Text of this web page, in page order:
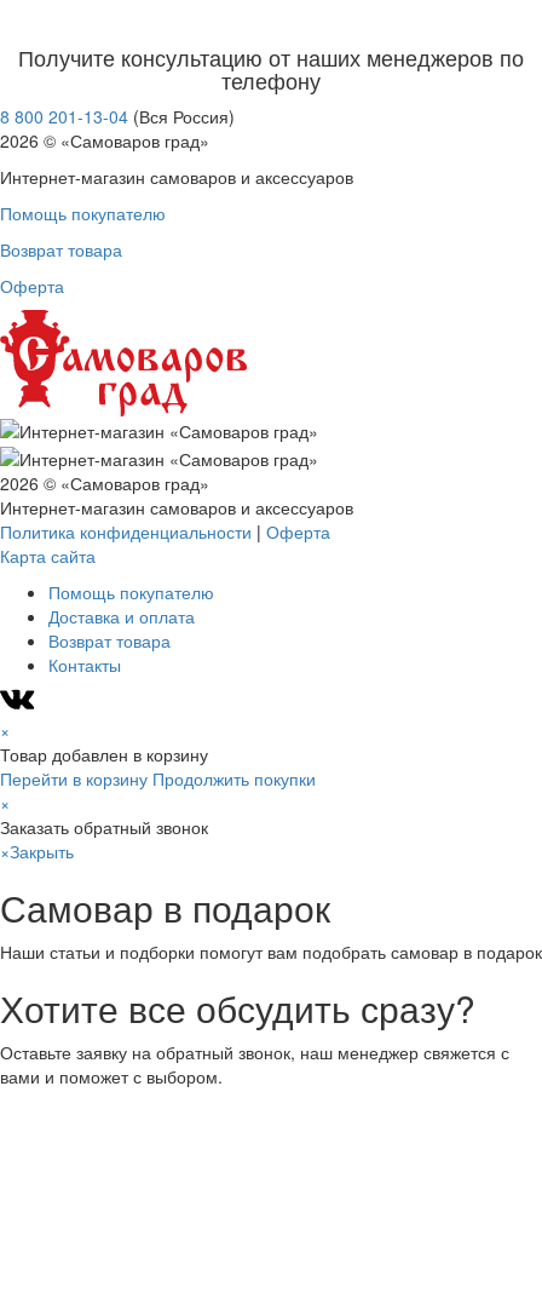
Получите консультацию от наших менеджеров по
телефону
8 800 201-13-04 (Вся Россия)
2026 © «Самоваров град»
Интернет-магазин самоваров и аксессуаров
Помощь покупателю
Возврат товара
Оферта
2026 © «Самоваров град»
Интернет-магазин самоваров и аксессуаров
Политика конфиденциальности | Оферта
Карта сайта
Помощь покупателю
Доставка и оплата
Возврат товара
Контакты
×
Товар добавлен в корзину
Перейти в корзину Продолжить покупки
×
Заказать обратный звонок
×Закрыть
Самовар в подарок
Наши статьи и подборки помогут вам подобрать самовар в подарок
Хотите все обсудить сразу?
Оставьте заявку на обратный звонок, наш менеджер свяжется с
вами и поможет с выбором.